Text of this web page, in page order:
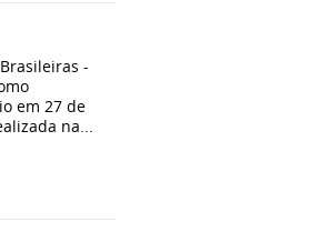
-
em 27 de
na...